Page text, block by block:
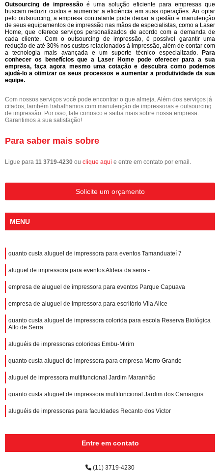
Outsourcing de impressão é uma solução eficiente para empresas que
buscam reduzir custos e aumentar a eficiência em suas operações. Ao optar
pelo outsourcing, a empresa contratante pode deixar a gestão e manutenção
de seus equipamentos de impressão nas mãos de especialistas, como a Laser
Home, que oferece serviços personalizados de acordo com a demanda de
cada cliente. Com o outsourcing de impressão, é possível garantir uma
redução de até 30% nos custos relacionados à impressão, além de contar com
a tecnologia mais avançada e um suporte técnico especializado. Para
conhecer os benefícios que a Laser Home pode oferecer para a sua
empresa, faça agora mesmo uma cotação e descubra como podemos
ajudá-lo a otimizar os seus processos e aumentar a produtividade da sua
equipe.
Com nossos serviços você pode encontrar o que almeja. Além dos serviços já
citados, também trabalhamos com manutenção de impressoras e outsourcing
de impressão. Por isso, fale conosco e saiba mais sobre nossa empresa.
Garantimos a sua satisfação!
Para saber mais sobre
Ligue para 11 3719-4230 ou clique aqui e entre em contato por email.
Solicite um orçamento
MENU
quanto custa aluguel de impressora para eventos Tamanduateí 7
aluguel de impressora para eventos Aldeia da serra -
empresa de aluguel de impressora para eventos Parque Capuava
empresa de aluguel de impressora para escritório Vila Alice
quanto custa aluguel de impressora colorida para escola Reserva Biológica
Alto de Serra
aluguéis de impressoras coloridas Embu-Mirim
quanto custa aluguel de impressora para empresa Morro Grande
aluguel de impressora multifuncional Jardim Maranhão
quanto custa aluguel de impressora multifuncional Jardim dos Camargos
aluguéis de impressoras para faculdades Recanto dos Victor
Entre em contato
(11) 3719-4230